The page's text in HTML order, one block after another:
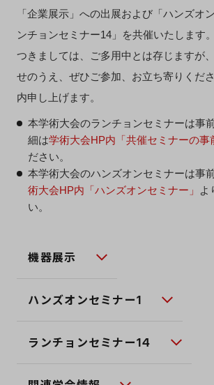
「企業展示」への出展および「ハンズオ
ンチョンセミナー14」を共催いたします。
つきましては、ご多用中とは存じますが
せのうえ、ぜひご参加、お立ち寄りくだ
内申し上げます。
本学術大会のランチョンセミナーは事
細は学術大会HP内「共催セミナーの事
ださい。
本学術大会のハンズオンセミナーは事
術大会HP内「ハンズオンセミナー」 よ
い。
機器展示
ハンズオンセミナー1
ランチョンセミナー14